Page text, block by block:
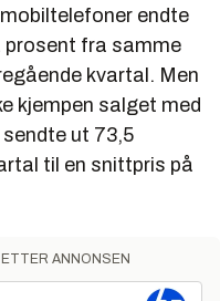
endte
prosent fra samme
kvartal. Men
kjempen salget med
ut 73,5
til en snittpris på
ANNONSEN